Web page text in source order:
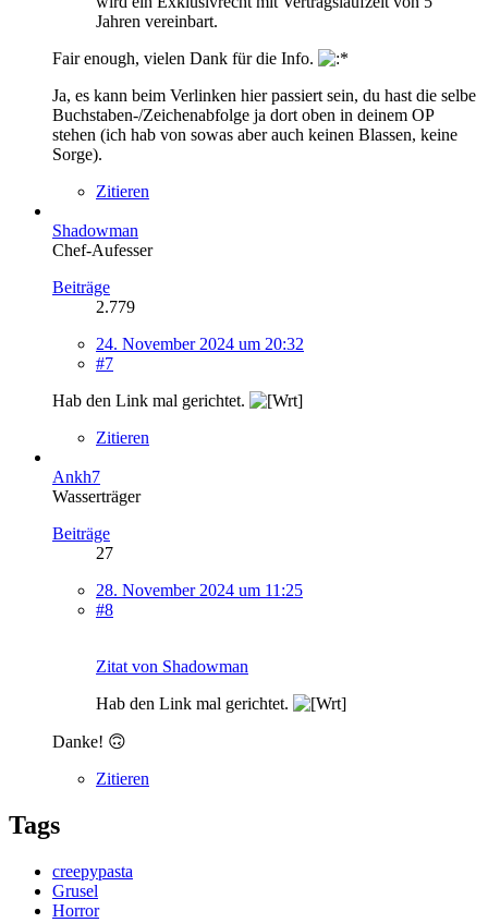
Jahren vereinbart.
Fair enough, vielen Dank für die Info.
Ja, es kann beim Verlinken hier passiert sein, du hast die selbe
Buchstaben-/Zeichenabfolge ja dort oben in deinem OP
stehen (ich hab von sowas aber auch keinen Blassen, keine
Sorge).
Zitieren
Shadowman
Chef-Aufesser
Beiträge
2.779
24. November 2024 um 20:32
#7
Hab den Link mal gerichtet.
Zitieren
Ankh7
Wasserträger
Beiträge
27
28. November 2024 um 11:25
#8
Zitat von Shadowman
Hab den Link mal gerichtet.
Danke! 🙃
Zitieren
Tags
creepypasta
Grusel
Horror